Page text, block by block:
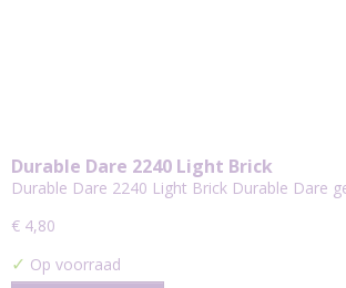
Durable Dare 2240 Light Brick
Durable Dare 2240 Light Brick Durable Dare
€ 4,80
✓ Op voorraad